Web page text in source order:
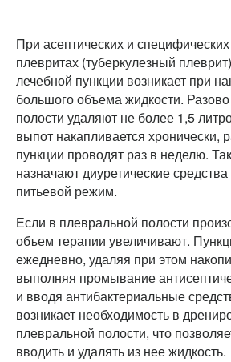
При асептических и
плевритах (туберкулезный
лечебной пункции возникает при
большого объема жидкости.
полости удаляют не более 1,5
выпот накапливается хронически,
пункции проводят раз в неделю.
назначают диуретические
питьевой режим.
Если в плевральной полости
объем терапии увеличивают.
ежедневно, удаляя при этом
выполняя промывание
и вводя антибактериальные
возникает необходимость в
плевральной полости, что
вводить и удалять из нее жидкость.